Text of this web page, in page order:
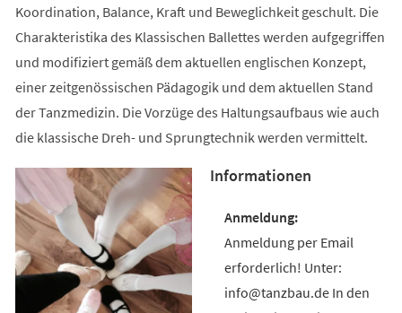
Koordination, Balance, Kraft und Beweglichkeit geschult. Die
Charakteristika des Klassischen Ballettes werden aufgegriffen
und modifiziert gemäß dem aktuellen englischen Konzept,
einer zeitgenössischen Pädagogik und dem aktuellen Stand
der Tanzmedizin. Die Vorzüge des Haltungsaufbaus wie auch
die klassische Dreh- und Sprungtechnik werden vermittelt.
Informationen
Anmeldung per Email
erforderlich! Unter:
info@tanzbau.de In den